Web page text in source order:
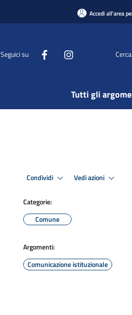
Accedi all'area
Seguici su Cerca
Tutti gli
Condividi Vedi azioni
Categorie:
Comune
Argomenti:
Comunicazione istituzionale